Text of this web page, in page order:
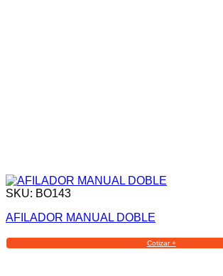
SKU: BO143
AFILADOR MANUAL DOBLE
Cotizar +